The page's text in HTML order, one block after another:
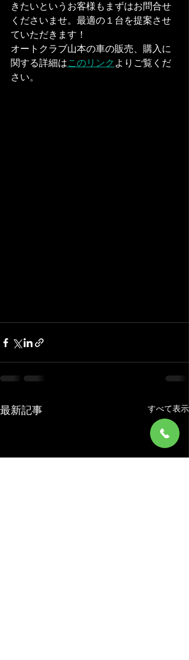
きたいというお客様もまずはお問合せ
くださいませ。最適の１台を提案させ
ていただきます！
オートクラブ山本の車の販売、購入に
関する詳細はこのリンク よりご覧くだ
さい。
最新記事 すべて表示